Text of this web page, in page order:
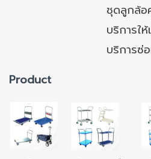
ชุดลูกล้
บริการให้
บริการซ่
Product